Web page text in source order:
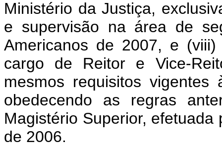
Ministério da Justiça,
e supervisão na área de
Americanos de 2007, e
cargo de Reitor e Vice-
mesmos requisitos
obedecendo as regras
Magistério Superior, efetuada
de 2006.